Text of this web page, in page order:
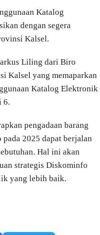
Katalog
dengan segera
Kalsel.
Liling dari Biro
Kalsel yang memaparkan
Katalog Elektronik
6.
pengadaan barang
2025 dapat berjalan
Hal ini akan
strategis Diskominfo
yang lebih baik.